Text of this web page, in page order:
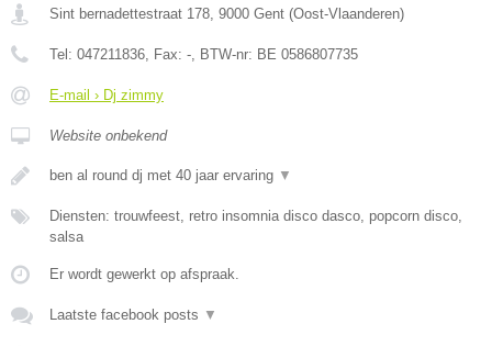
Sint bernadettestraat 178, 9000 Gent (Oost-Vlaanderen)
Tel: 047211836, Fax: -, BTW-nr: BE 0586807735
E-mail › Dj zimmy
Website onbekend
ben al round dj met 40 jaar ervaring ▼
Diensten: trouwfeest, retro insomnia disco dasco, popcorn disco,
salsa
Er wordt gewerkt op afspraak.
Laatste facebook posts ▼